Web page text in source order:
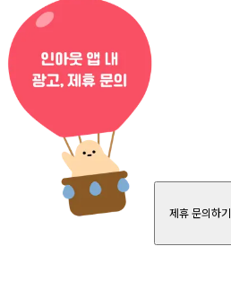
제휴 문의하기